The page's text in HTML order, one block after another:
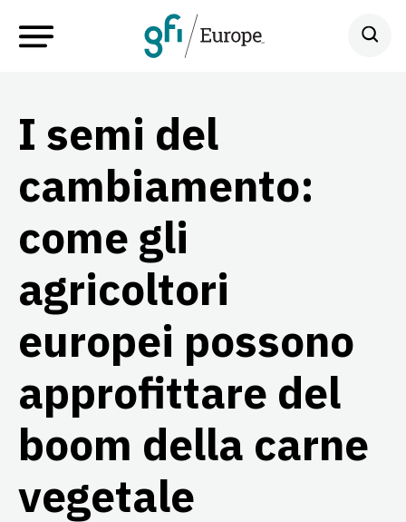
I semi del
cambiamento:
come gli
agricoltori
europei possono
approfittare del
boom della carne
vegetale